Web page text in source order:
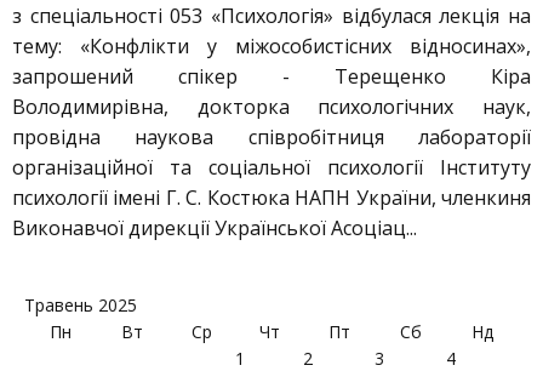
з спеціальності 053 «Психологія» відбулася лекція на
тему: «Конфлікти у міжособистісних відносинах»,
запрошений спікер - Терещенко Кіра
Володимирівна, докторка психологічних наук,
провідна наукова співробітниця лабораторії
організаційної та соціальної психології Інституту
психології імені Г. С. Костюка НАПН України, членкиня
Виконавчої дирекції Української Асоціац...
Травень 2025
Пн
Вт Ср Чт Пт Сб Нд
1 2 3
4